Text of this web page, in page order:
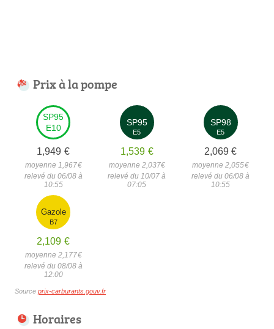
Prix à la pompe
SP95
E10
1,949 €
moyenne 1,967€
relevé du 06/08 à
10:55
SP95
E5
1,539 €
moyenne 2,037€
relevé du 10/07 à
07:05
SP98
E5
2,069 €
moyenne 2,055€
relevé du 06/08 à
10:55
Gazole
B7
2,109 €
moyenne 2,177€
relevé du 08/08 à
12:00
Source prix-carburants.gouv.fr
Horaires